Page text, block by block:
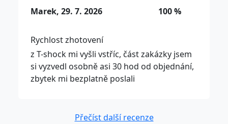
Marek, 29. 7. 2026 100 %
Rychlost zhotovení
z T-shock mi vyšli vstříc, část zakázky jsem
si vyzvedl osobně asi 30 hod od objednání,
zbytek mi bezplatně poslali
Přečíst další recenze